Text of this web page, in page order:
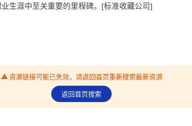
生涯中至关重要的里程碑。[标准收藏公司]
⚠️ 资源链接可能已失效，请返回首页重新搜索最新资源
返回首页搜索